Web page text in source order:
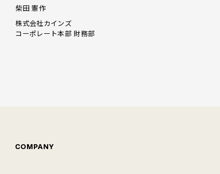
柴田 憲作
株式会社カインズ
コーポレート本部 財務部
COMPANY